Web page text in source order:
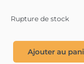
Rupture de stock
Ajouter au